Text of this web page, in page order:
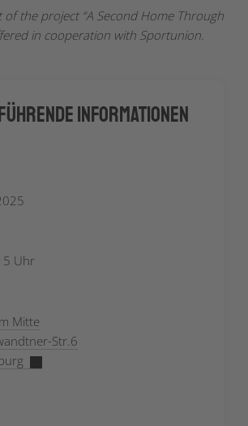
of the project “A Second Home Through
in cooperation with Sportunion.
Informationen
Uhr
Mitte
Str.6